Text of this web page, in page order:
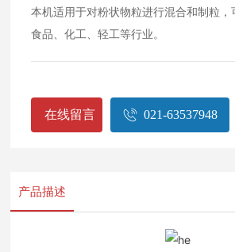
本机适用于对粉状物粒进行混合和制粒，
食品、化工、轻工等行业。
在线留言 021-63537948
产品描述